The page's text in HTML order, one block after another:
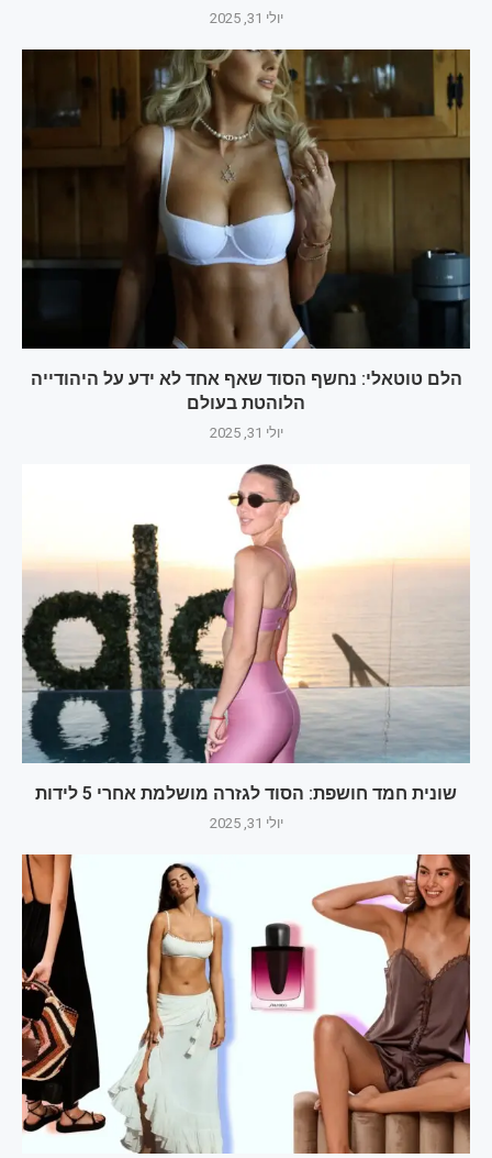
יולי 31, 2025
הלם טוטאלי: נחשף הסוד שאף אחד לא ידע על היהודייה
הלוהטת בעולם‎
יולי 31, 2025
שונית חמד חושפת: הסוד לגזרה מושלמת אחרי 5 לידות
יולי 31, 2025